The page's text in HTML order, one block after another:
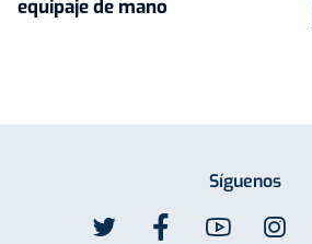
equipaje de mano
Síguenos